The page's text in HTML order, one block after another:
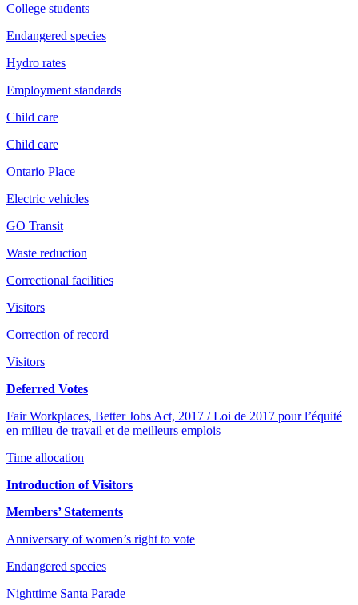
College students
Endangered species
Hydro rates
Employment standards
Child care
Child care
Ontario Place
Electric vehicles
GO Transit
Waste reduction
Correctional facilities
Visitors
Correction of record
Visitors
Deferred Votes
Fair Workplaces, Better Jobs Act, 2017 / Loi de 2017 pour l’équité
en milieu de travail et de meilleurs emplois
Time allocation
Introduction of Visitors
Members’ Statements
Anniversary of women’s right to vote
Endangered species
Nighttime Santa Parade